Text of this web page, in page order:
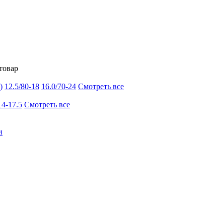
12.5/80-18 16.0/70-24 Смотреть все
17.5 Смотреть все